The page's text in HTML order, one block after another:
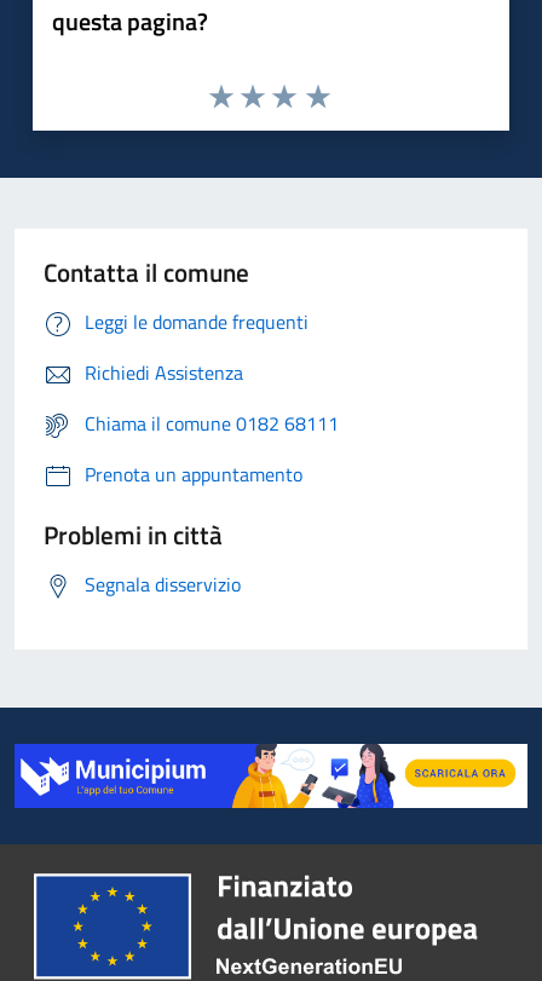
questa pagina?
Contatta il comune
Leggi le domande frequenti
Richiedi Assistenza
Chiama il comune 0182 68111
Prenota un appuntamento
Problemi in città
Segnala disservizio